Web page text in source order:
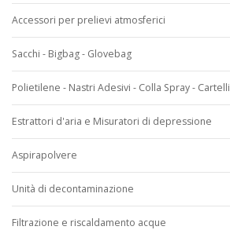
Accessori per prelievi atmosferici
Sacchi - Bigbag - Glovebag
Polietilene - Nastri Adesivi - Colla Spray - Cartelli
Estrattori d'aria e Misuratori di depressione
Aspirapolvere
Unità di decontaminazione
Filtrazione e riscaldamento acque